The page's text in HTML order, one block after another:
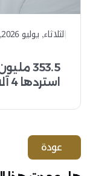
الثلاثاء, يوليو 21,2026
353.5
استردها 4 آلاف مواطن عن بناء مساك ...
عودة